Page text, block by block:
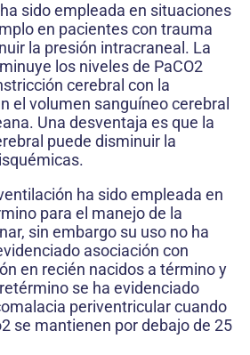
sido empleada en situaciones
en pacientes con trauma
la presión intracraneal. La
los niveles de PaCO2
cerebral con la
el volumen sanguíneo cerebral
Una desventaja es que la
puede disminuir la
ha sido empleada en
para el manejo de la
sin embargo su uso no ha
asociación con
en recién nacidos a término y
se ha evidenciado
periventricular cuando
se mantienen por debajo de 25